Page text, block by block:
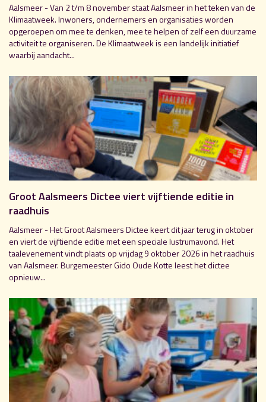
Aalsmeer - Van 2 t/m 8 november staat Aalsmeer in het teken van de
Klimaatweek. Inwoners, ondernemers en organisaties worden
opgeroepen om mee te denken, mee te helpen of zelf een duurzame
activiteit te organiseren. De Klimaatweek is een landelijk initiatief
waarbij aandacht...
Groot Aalsmeers Dictee viert vijftiende editie in
raadhuis
Aalsmeer - Het Groot Aalsmeers Dictee keert dit jaar terug in oktober
en viert de vijftiende editie met een speciale lustrumavond. Het
taalevenement vindt plaats op vrijdag 9 oktober 2026 in het raadhuis
van Aalsmeer. Burgemeester Gido Oude Kotte leest het dictee
opnieuw...